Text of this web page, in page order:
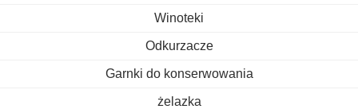
Winoteki
Odkurzacze
Garnki do konserwowania
żelazka